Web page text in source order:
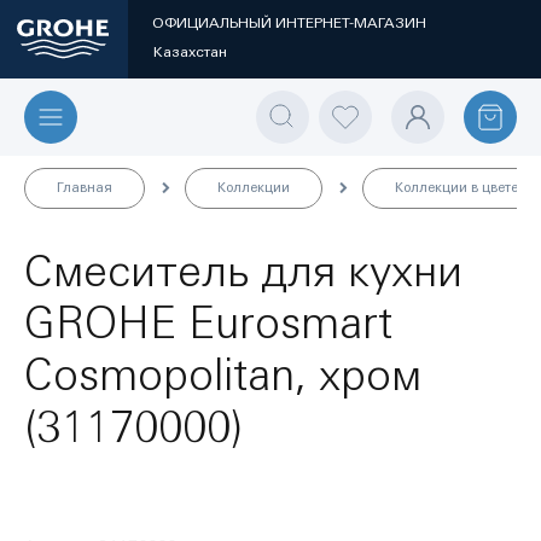
ОФИЦИАЛЬНЫЙ ИНТЕРНЕТ-МАГАЗИН
Казахстан
Главная Коллекции Коллекции в цвете
Смеситель для кухни
GROHE Eurosmart
Cosmopolitan, хром
(31170000)